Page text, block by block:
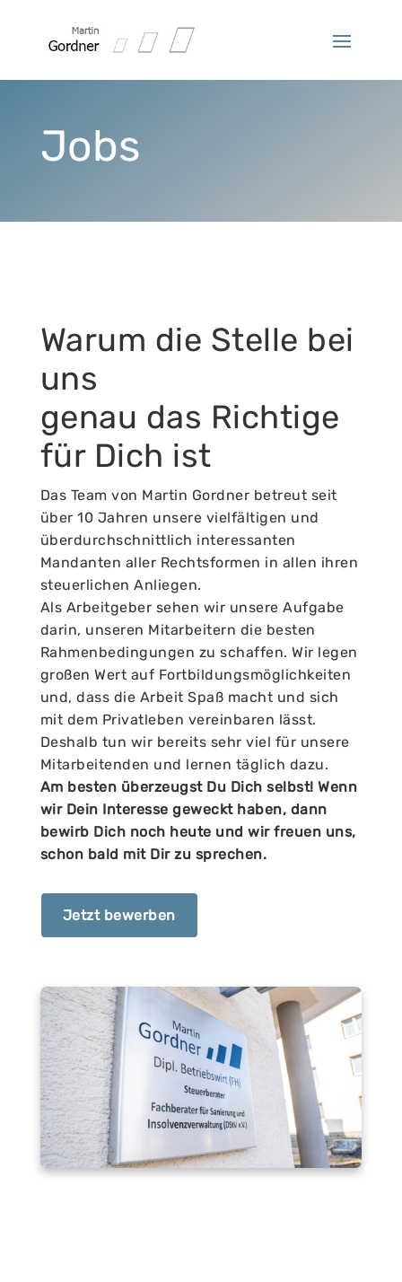
Jobs
Warum die Stelle bei
uns
genau das Richtige
für Dich ist
Das Team von Martin Gordner betreut seit
über 10 Jahren unsere vielfältigen und
überdurchschnittlich interessanten
Mandanten aller Rechtsformen in allen ihren
steuerlichen Anliegen.
Als Arbeitgeber sehen wir unsere Aufgabe
darin, unseren Mitarbeitern die besten
Rahmenbedingungen zu schaffen. Wir legen
großen Wert auf Fortbildungsmöglichkeiten
und, dass die Arbeit Spaß macht und sich
mit dem Privatleben vereinbaren lässt.
Deshalb tun wir bereits sehr viel für unsere
Mitarbeitenden und lernen täglich dazu.
Am besten überzeugst Du Dich selbst! Wenn
wir Dein Interesse geweckt haben, dann
bewirb Dich noch heute und wir freuen uns,
schon bald mit Dir zu sprechen.
Jetzt bewerben